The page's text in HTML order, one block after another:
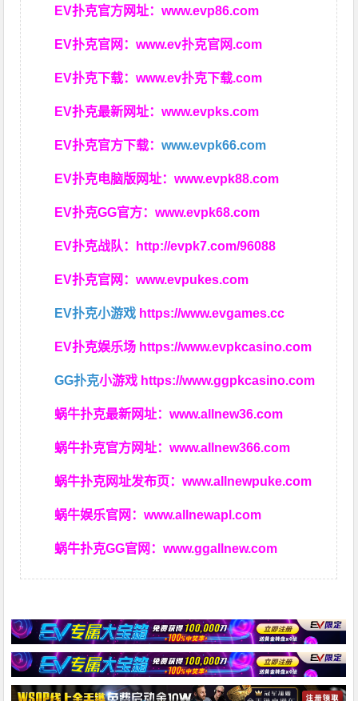
EV扑克官方网址：www.evp86.com
EV扑克官网：www.ev扑克官网.com
EV扑克下载：www.ev扑克下载.com
EV扑克最新网址：www.evpks.com
EV扑克官方下载：www.evpk66.com
EV扑克电脑版网址：www.evpk88.com
EV扑克GG官方：www.evpk68.com
EV扑克战队： http://evpk7.com/96088
EV扑克官网：www.evpukes.com
EV扑克小游戏 https://www.evgames.cc
EV扑克娱乐场 https://www.evpkcasino.com
GG扑克小游戏 https://www.ggpkcasino.com
蜗牛扑克最新网址：www.allnew36.com
蜗牛扑克官方网址：www.allnew366.com
蜗牛扑克网址发布页：www.allnewpuke.com
蜗牛娱乐官网：www.allnewapl.com
蜗牛扑克GG官网：www.ggallnew.com